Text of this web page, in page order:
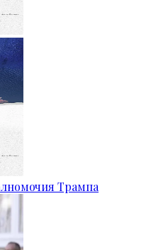
Трампа